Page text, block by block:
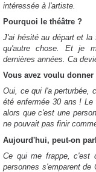
intéressée à l'artiste.
Pourquoi le théâtre ?
J'ai hésité au départ et la
qu'autre chose. Et je
dernières années. Ca
Vous avez voulu
Oui, ce qui l'a perturbée,
été enfermée 30 ans !
alors que c'est une
ne pouvait pas finir
Aujourd'hui, peut-on
Ce qui me frappe, c'est
personnes s'emparent